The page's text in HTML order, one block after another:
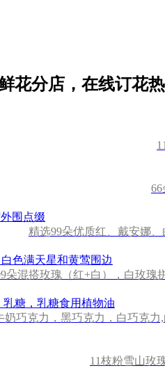
花分店，在线订花热
精选99朵优质红、戴安娜
朵混搭玫瑰（红+白），白玫瑰
奶巧克力，黑巧克力，白巧克
11枝粉雪山玫